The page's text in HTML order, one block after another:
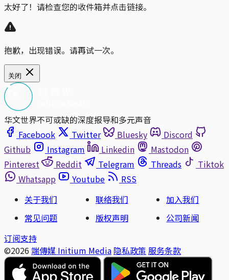
太好了！请检查您的收件箱并点击链接。
抱歉，出现错误。请再试一次。
关闭
华文世界不可或缺的深度报导和多元声音
Facebook
Twitter Bluesky
Discord
Github
Instagram Linkedin
Mastodon
Pinterest
Reddit Telegram Threads
Tiktok
Whatsapp
Youtube
RSS
关于我们
联络我们
加入我们
常见问题
版权声明
公司新闻
订阅支持
©2026 端傳媒 Initium Media 隐私政策 服务条款